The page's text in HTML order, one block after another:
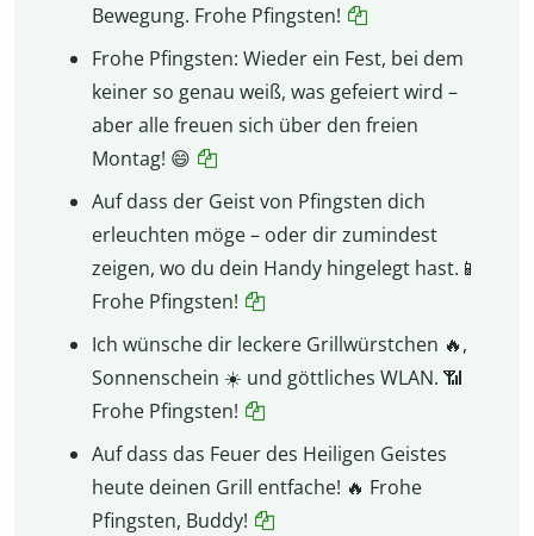
Bewegung. Frohe Pfingsten!
Frohe Pfingsten: Wieder ein Fest, bei dem
keiner so genau weiß, was gefeiert wird –
aber alle freuen sich über den freien
Montag! 😄
Auf dass der Geist von Pfingsten dich
erleuchten möge – oder dir zumindest
zeigen, wo du dein Handy hingelegt hast.📱
Frohe Pfingsten!
Ich wünsche dir leckere Grillwürstchen 🔥,
Sonnenschein ☀️ und göttliches WLAN. 📶
Frohe Pfingsten!
Auf dass das Feuer des Heiligen Geistes
heute deinen Grill entfache! 🔥 Frohe
Pfingsten, Buddy!